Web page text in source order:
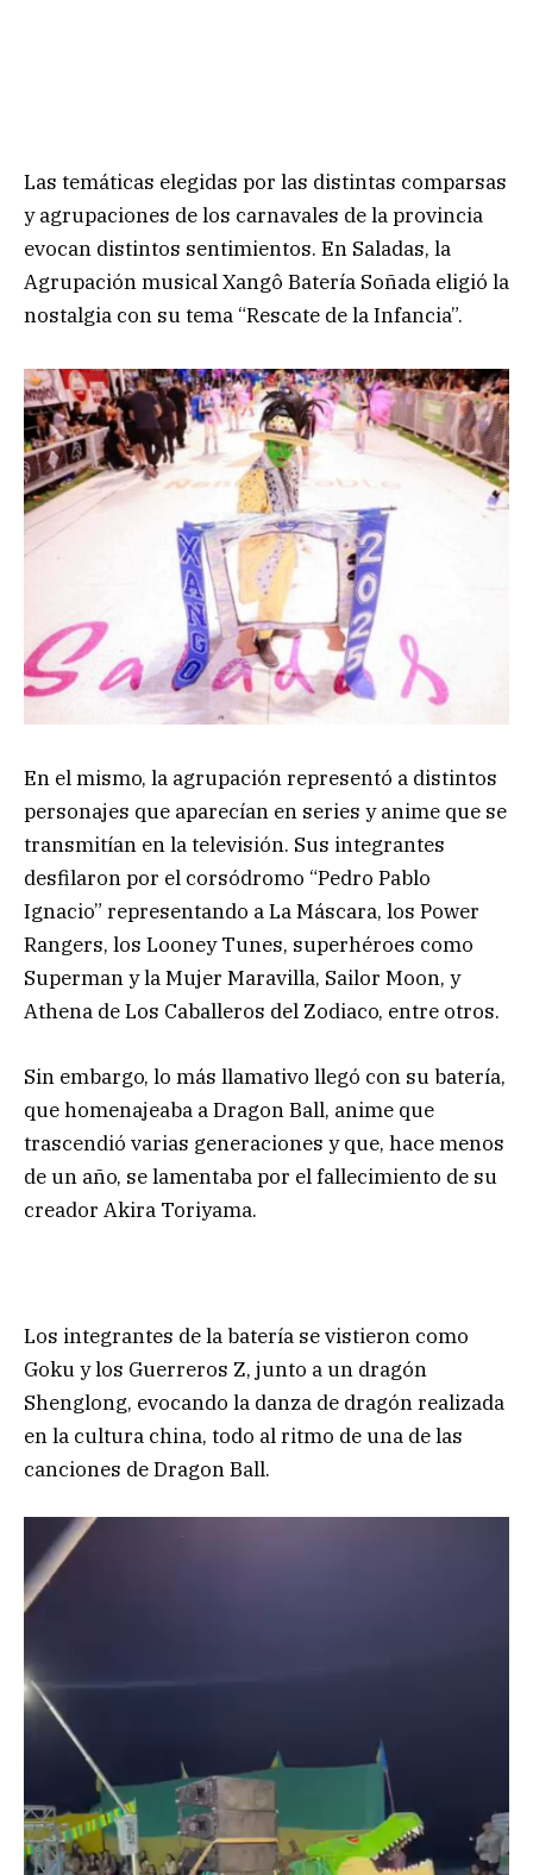
Las temáticas elegidas por las distintas comparsas
y agrupaciones de los carnavales de la provincia
evocan distintos sentimientos. En Saladas, la
Agrupación musical Xangô Batería Soñada eligió la
nostalgia con su tema “Rescate de la Infancia”.
En el mismo, la agrupación representó a distintos
personajes que aparecían en series y anime que se
transmitían en la televisión. Sus integrantes
desfilaron por el corsódromo “Pedro Pablo
Ignacio” representando a La Máscara, los Power
Rangers, los Looney Tunes, superhéroes como
Superman y la Mujer Maravilla, Sailor Moon, y
Athena de Los Caballeros del Zodiaco, entre otros.
Sin embargo, lo más llamativo llegó con su batería,
que homenajeaba a Dragon Ball, anime que
trascendió varias generaciones y que, hace menos
de un año, se lamentaba por el fallecimiento de su
creador Akira Toriyama.
Los integrantes de la batería se vistieron como
Goku y los Guerreros Z, junto a un dragón
Shenglong, evocando la danza de dragón realizada
en la cultura china, todo al ritmo de una de las
canciones de Dragon Ball.